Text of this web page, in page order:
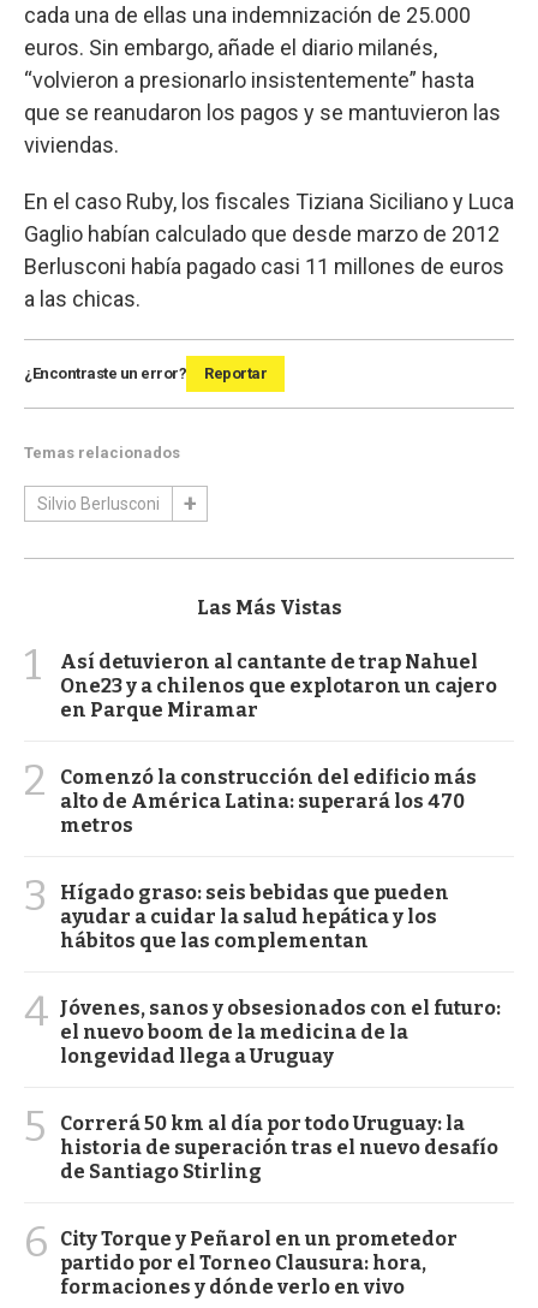
cada una de ellas una indemnización de 25.000
euros. Sin embargo, añade el diario milanés,
“volvieron a presionarlo insistentemente” hasta
que se reanudaron los pagos y se mantuvieron las
viviendas.
En el caso Ruby, los fiscales Tiziana Siciliano y Luca
Gaglio habían calculado que desde marzo de 2012
Berlusconi había pagado casi 11 millones de euros
a las chicas.
¿Encontraste un error? Reportar
Temas relacionados
Silvio Berlusconi
Las Más Vistas
1
Así detuvieron al cantante de trap Nahuel
One23 y a chilenos que explotaron un cajero
en Parque Miramar
2
Comenzó la construcción del edificio más
alto de América Latina: superará los 470
metros
3
Hígado graso: seis bebidas que pueden
ayudar a cuidar la salud hepática y los
hábitos que las complementan
4 Jóvenes, sanos y obsesionados con el futuro:
el nuevo boom de la medicina de la
longevidad llega a Uruguay
5
Correrá 50 km al día por todo Uruguay: la
historia de superación tras el nuevo desafío
de Santiago Stirling
6
City Torque y Peñarol en un prometedor
partido por el Torneo Clausura: hora,
formaciones y dónde verlo en vivo